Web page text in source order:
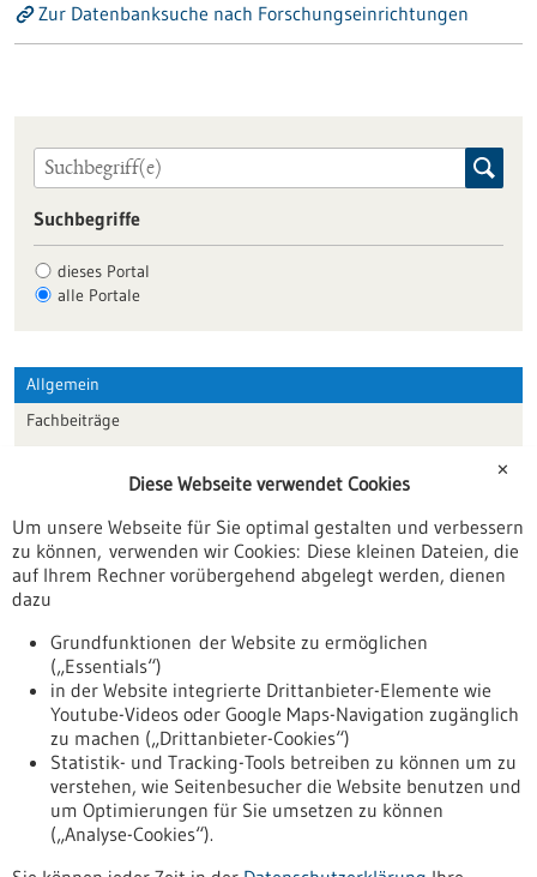
Zur Datenbanksuche nach Forschungseinrichtungen
Suchbegriffe
dieses Portal
alle Portale
Allgemein
Fachbeiträge
Veranstaltungen
Erscheinungsdatum
Nach oben
✕
Diese Webseite verwendet Cookies
Um unsere Webseite für Sie optimal gestalten und verbessern
zu können, verwenden wir Cookies: Diese kleinen Dateien, die
auf Ihrem Rechner vorübergehend abgelegt werden, dienen
dazu
Grundfunktionen der Website zu ermöglichen
(„Essentials“)
in der Website integrierte Drittanbieter-Elemente wie
Youtube-Videos oder Google Maps-Navigation zugänglich
zu machen („Drittanbieter-Cookies“)
Statistik- und Tracking-Tools betreiben zu können um zu
verstehen, wie Seitenbesucher die Website benutzen und
um Optimierungen für Sie umsetzen zu können
(„Analyse-Cookies“).